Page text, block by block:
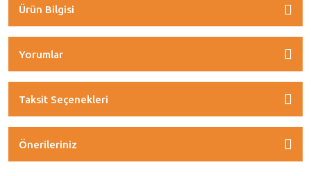
Ürün Bilgisi
Yorumlar
Taksit Seçenekleri
Önerileriniz